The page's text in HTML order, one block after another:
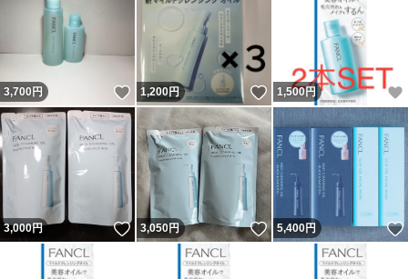
3,700 円 いいね！
1,200円 いいね！
1,500円
3,000円 いいね！
3,050円 いいね！
5,400円